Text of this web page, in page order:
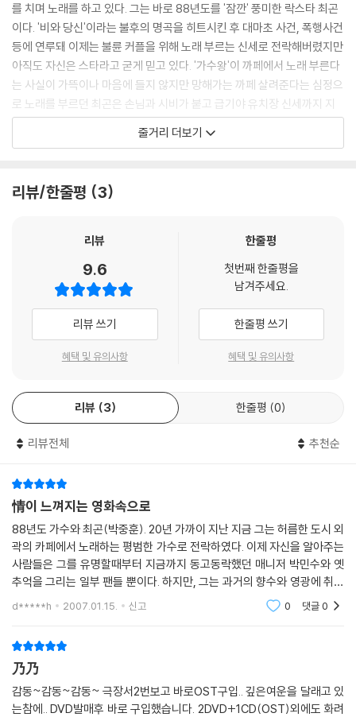
를 치며 노래를 하고 있다. 그는 바로 88년도를 '잠깐' 풍미한 락스타 최곤
이다. '비와 당신'이라는 불후의 명곡을 히트시킨 후 대마초 사건, 폭행사건
등에 연루돼 이제는 불륜 커플을 위해 노래 부르는 신세로 전락해버렸지만
아직도 자신은 스타라고 굳게 믿고 있다. '가수왕'이 까페에서 노래 부른다
는 사실이 가뜩이나 마음에 들지 않지만 망해가는 까페 살려준다는 심정으
로 노래를 부르던 최곤은 손님과 시비가 붙고 급기야 유치장 신세까지 지
게 된다. 최곤의 매니저 박민수는 아직도 그의 재기를 철썩 같이 믿으며 최
곤의 합의금을 찾아 다니던 중 지인인 방송국 국장을 만나고 국장은 최곤
곤은 울며 겨자 먹기로 방송을 시작한다.
라디오 DJ로 컴백한 철없는 락스타의 시한폭탄 라디오 ON AIR!
으로 커피까지 배달시켜 먹는 최곤. PD와 지국장마저 최곤에게 손을 들고
될 대로 되라는 식으로 하루하루를 보내던 어느 날, 최곤은 커피 배달 온 터
미널 다방 김양을 즉석 게스트로 등장시키고, 그녀의 사연은 많은 이들의
오의 희망곡 팬 사이트를 만들어 방송을 홍보하고, 김양의 방송 이후 '최곤
의 오후의 희망곡'은 활기를 띄기 시작한다. 영월 주민들의 즐거움이자 고
민상담소로서 자리를 잡아갈 무렵, 석영은 100일 기념 공개방송을 개최시
키고 주민들의 큰 호응을 얻는다. 그러나 성공에는 또 다른 대가가 있는
줄거리 더보기
리뷰/한줄평 3
리뷰
9.6
리뷰 쓰기
혜택 및 유의사항
한줄평
첫번째 한줄평을
남겨주세요.
한줄평 쓰기
혜택 및 유의사항
리뷰 3 한줄평 0
리뷰전체 추천순
情이 느껴지는 영화속으로
88년도 가수와 최곤(박중훈). 20년 가까이 지난 지금 그는 허름한 도시 외
곽의 카페에서 노래하는 평범한 가수로 전락하였다. 이제 자신을 알아주는
사람들은 그를 유명할때부터 지금까지 동고동락했던 매니저 박민수와 옛
추억을 그리는 일부 팬들 뿐이다. 하지만, 그는 과거의 향수와 영광에 취해
자존심을 버리지 못한 채 사소한 말다툼에도 주먹을 쓰는 못된 연예인으로
d*****h 2007.01.15. 신고 0 댓글0
乃乃
감동~감동~감동~ 극장서2번보고 바로OST구입.. 깊은여운을 달래고 있
는참에.. DVD발매후 바로 구입했습니다. 2DVD+1CD(OST)외에도 화려